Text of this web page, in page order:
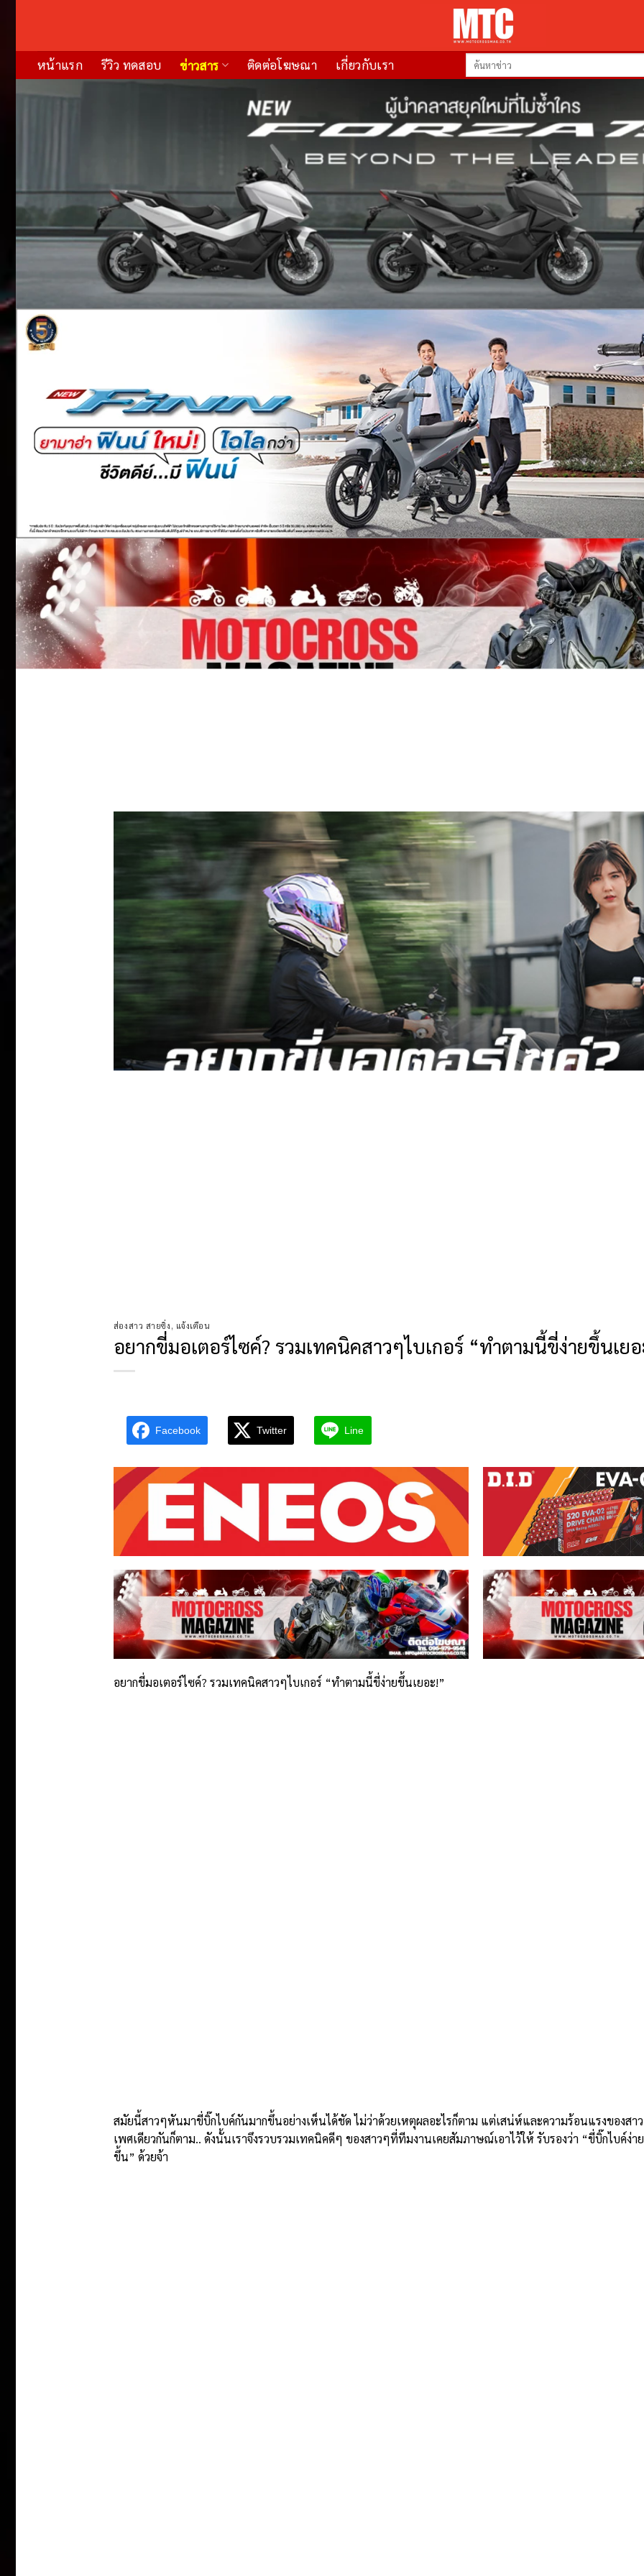
หน้าแรก รีวิว ทดสอบ ข่าวสาร ติดต่อโฆษณา เกี่ยวกับเรา
ส่องสาว สายซิ่ง , แจ้งเตือน
อยากขี่มอเตอร์ไซค์? รวมเทคนิคสาวๆไบเกอร์ “ทำตามนี้ขี่ง่ายขึ้นเย
Facebook Twitter Line
อยากขี่มอเตอร์ไซค์? รวมเทคนิคสาวๆไบเกอร์ “ทำตามนี้ขี่ง่ายขึ้นเยอะ!”
สมัยนี้สาวๆหันมาขี่บิ๊กไบค์กันมากขึ้นอย่างเห็นได้ชัด ไม่ว่าด้วยเหตุผลอะไรก็ตาม แต่เสน่ห์และความร้อนแรงของส
เพศเดียวกันก็ตาม.. ดังนั้นเราจึงรวบรวมเทคนิคดีๆ ของสาวๆที่ทีมงานเคยสัมภาษณ์เอาไว้ให้ รับรองว่า “ขี่บิ๊กไบค์
ขึ้น” ด้วยจ้า